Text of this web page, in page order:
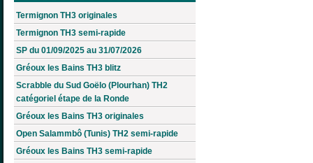
Termignon TH3 originales
Termignon TH3 semi-rapide
SP du 01/09/2025 au 31/07/2026
Gréoux les Bains TH3 blitz
Scrabble du Sud Goëlo (Plourhan) TH2
catégoriel étape de la Ronde
Gréoux les Bains TH3 originales
Open Salammbô (Tunis) TH2 semi-rapide
Gréoux les Bains TH3 semi-rapide